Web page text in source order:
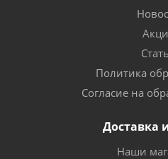
Политика
Согласие на
Доставка
Наши